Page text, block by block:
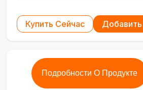
Купить Сейчас
Подробности О Продукте